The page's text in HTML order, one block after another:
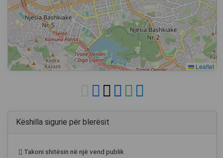
Leaflet
Këshilla sigurie për blerësit
Takoni shitësin në një vend publik